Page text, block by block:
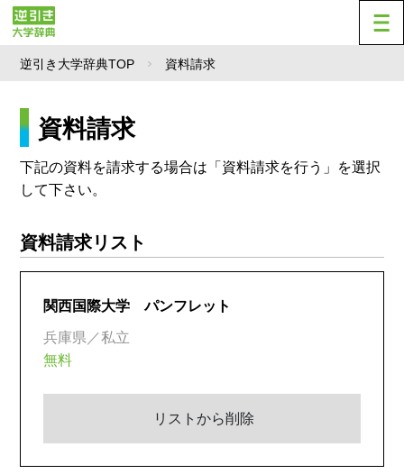
逆引き大学辞典TOP 資料請求
資料請求
下記の資料を請求する場合は「資料請求を行う」を選択
して下さい。
資料請求リスト
関西国際大学 パンフレット
兵庫県／私立
無料
リストから削除